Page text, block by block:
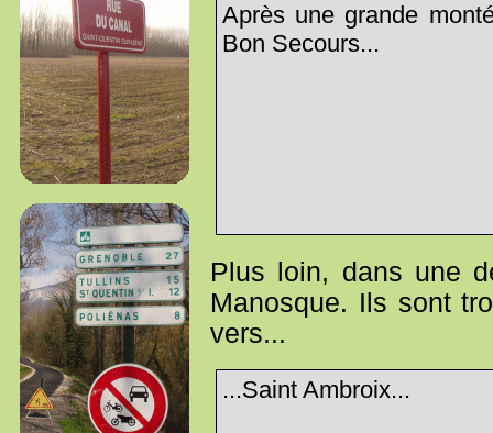
Après une grande
Bon Secours...
Plus loin, dans une
Manosque. Ils sont
vers...
...Saint Ambroix...